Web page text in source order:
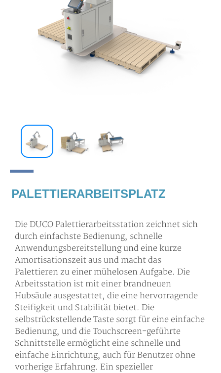
PALETTIERARBEITSPLATZ
Die DUCO Palettierarbeitsstation zeichnet sich
durch einfachste Bedienung, schnelle
Anwendungsbereitstellung und eine kurze
Amortisationszeit aus und macht das
Palettieren zu einer mühelosen Aufgabe. Die
Arbeitsstation ist mit einer brandneuen
Hubsäule ausgestattet, die eine hervorragende
Steifigkeit und Stabilität bietet. Die
selbstrückstellende Taste sorgt für eine einfache
Bedienung, und die Touchscreen-geführte
Schnittstelle ermöglicht eine schnelle und
einfache Einrichtung, auch für Benutzer ohne
vorherige Erfahrung. Ein spezieller